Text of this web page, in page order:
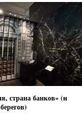
страна банков» (и